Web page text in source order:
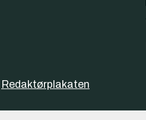
Redaktørplakaten